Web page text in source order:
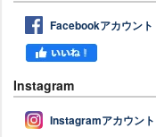
Facebookアカウント
Instagram
Instagramアカウント